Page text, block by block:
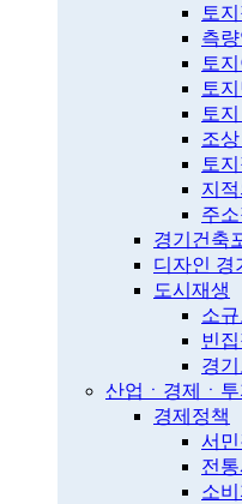
토
측
토
토
토
조상
토
지
주
경기건축
디자인 경
도시재생
소
빈
경
산업ㆍ경제ㆍ
경제정책
서
전
소